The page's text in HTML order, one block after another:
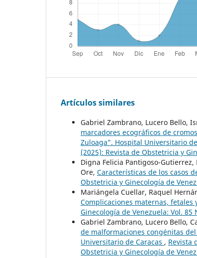
Artículos similares
Gabriel Zambrano, Lucero Bello,
marcadores ecográficos de
Zuloaga”. Hospital Universitario
(2025): Revista de Obstetricia y
Digna Felicia Pantigoso-Gutierrez,
Ore, Características de los casos
Obstetricia y Ginecología de
Mariángela Cuellar, Raquel
Complicaciones maternas,
Ginecología de Venezuela: Vol.
Gabriel Zambrano, Lucero Bello,
de malformaciones congénitas
Universitario de Caracas , Revista
Obstetricia y Ginecología de